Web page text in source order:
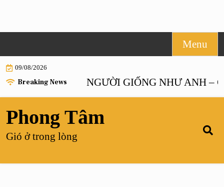
to
content
Menu
09/08/2026
Breaking News
ANH HOẶC NGƯỜI GIỐNG NHƯ ANH –
Phong Tâm
Gió ở trong lòng